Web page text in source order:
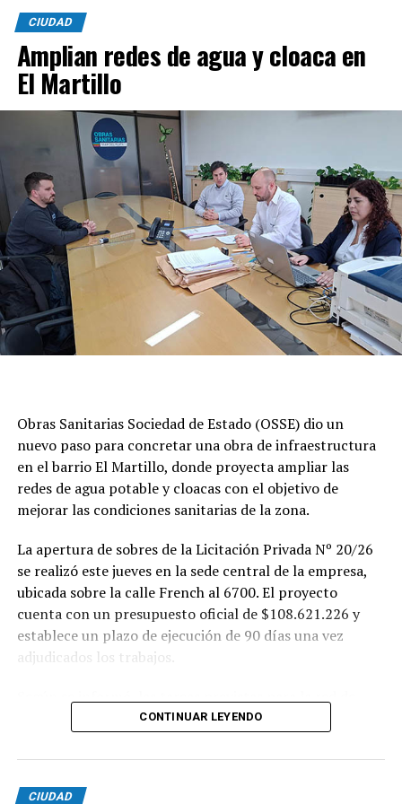
CIUDAD
Amplian redes de agua y cloaca en
El Martillo
Obras Sanitarias Sociedad de Estado (OSSE) dio un
nuevo paso para concretar una obra de infraestructura
en el barrio El Martillo, donde proyecta ampliar las
redes de agua potable y cloacas con el objetivo de
mejorar las condiciones sanitarias de la zona.
La apertura de sobres de la Licitación Privada Nº 20/26
se realizó este jueves en la sede central de la empresa,
ubicada sobre la calle French al 6700. El proyecto
cuenta con un presupuesto oficial de $108.621.226 y
establece un plazo de ejecución de 90 días una vez
adjudicados los trabajos.
Según se informó, las tareas previstas para la red de
agua potable incluyen la colocación de unos 355 metros
ejecución de 29 conexiones domiciliarias. Los trabajos se
desarrollarán en distintos sectores comprendidos por
CONTINUAR LEYENDO
CIUDAD